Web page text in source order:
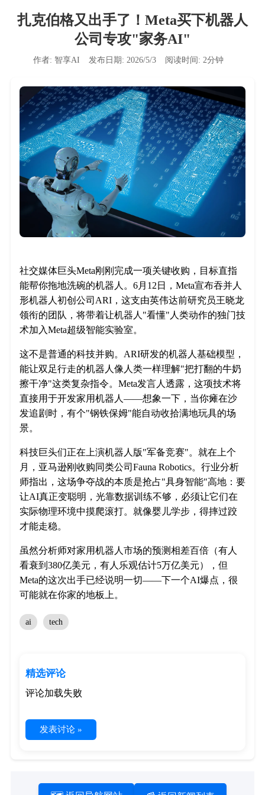
扎克伯格又出手了！Meta买下机器人
公司专攻"家务AI"
作者: 智享AI 发布日期: 2026/5/3 阅读时间: 2分钟
社交媒体巨头Meta刚刚完成一项关键收购，目标直指
能帮你拖地洗碗的机器人。6月12日，Meta宣布吞并人
形机器人初创公司ARI，这支由英伟达前研究员王晓龙
领衔的团队，将带着让机器人"看懂"人类动作的独门技
术加入Meta超级智能实验室。
这不是普通的科技并购。ARI研发的机器人基础模型，
能让双足行走的机器人像人类一样理解"把打翻的牛奶
擦干净"这类复杂指令。Meta发言人透露，这项技术将
直接用于开发家用机器人——想象一下，当你瘫在沙
发追剧时，有个"钢铁保姆"能自动收拾满地玩具的场
景。
科技巨头们正在上演机器人版"军备竞赛"。就在上个
月，亚马逊刚收购同类公司Fauna Robotics。行业分析
师指出，这场争夺战的本质是抢占"具身智能"高地：要
让AI真正变聪明，光靠数据训练不够，必须让它们在
实际物理环境中摸爬滚打。就像婴儿学步，得摔过跤
才能走稳。
虽然分析师对家用机器人市场的预测相差百倍（有人
看衰到380亿美元，有人乐观估计5万亿美元），但
Meta的这次出手已经说明一切——下一个AI爆点，很
可能就在你家的地板上。
ai tech
精选评论
评论加载失败
发表讨论 »